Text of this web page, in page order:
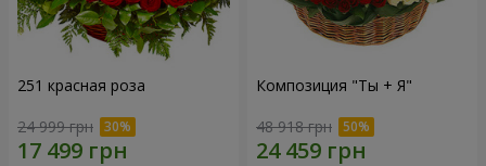
251 красная роза
24 999 грн
Композиция "Ты + Я"
48 918 грн